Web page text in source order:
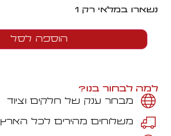
נשארו במלאי רק 1
הוספה לסל
למה לבחור בנו?
מבחר ענק של חלקים וציוד
משלוחים מהירים לכל הארץ